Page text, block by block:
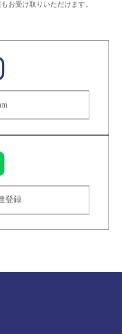
お受け取りいただけます。
登録